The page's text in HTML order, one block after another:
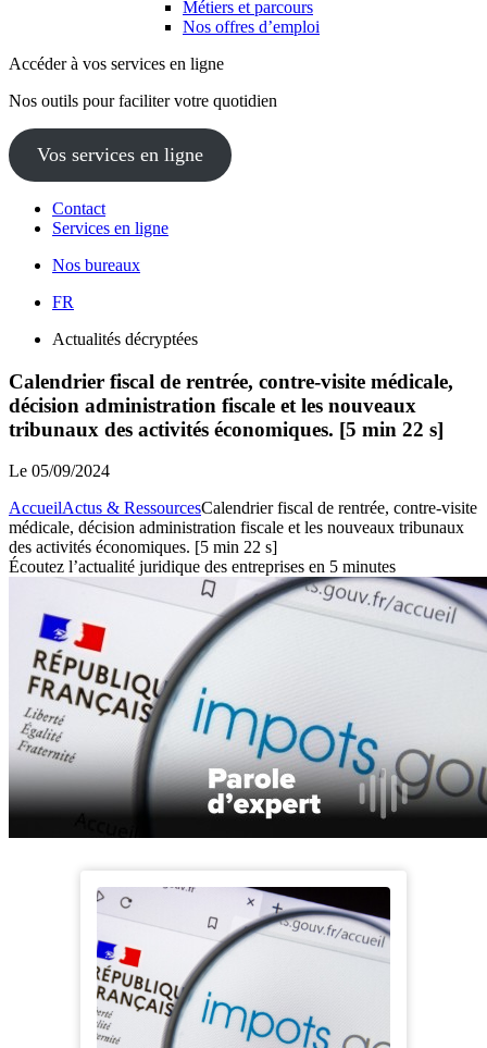
Métiers et parcours
Nos offres d’emploi
Accéder à vos services en ligne
Nos outils pour faciliter votre quotidien
Vos services en ligne
Contact
Services en ligne
Nos bureaux
FR
Actualités décryptées
Calendrier fiscal de rentrée, contre-visite médicale,
décision administration fiscale et les nouveaux
tribunaux des activités économiques. [5 min 22 s]
Le 05/09/2024
AccueilActus & RessourcesCalendrier fiscal de rentrée, contre-visite
médicale, décision administration fiscale et les nouveaux tribunaux
des activités économiques. [5 min 22 s]
Écoutez l’actualité juridique des entreprises en 5 minutes